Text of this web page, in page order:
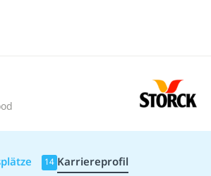
14 Karriereprofil